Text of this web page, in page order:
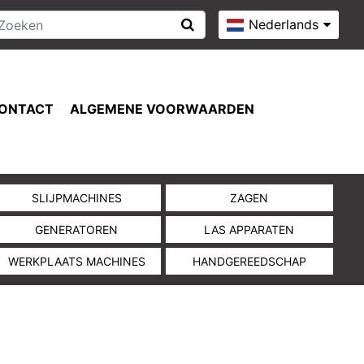
Nederlands
ALGEMENE VOORWAARDEN
SLIJPMACHINES ZAGEN
GENERATOREN LAS APPARATEN
WERKPLAATS MACHINES HANDGEREEDSCHAP